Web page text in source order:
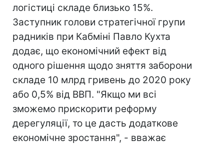
логістиці складе близько 15%.
Заступник голови стратегічної групи
радників при Кабміні Павло Кухта
додає, що економічний ефект від
одного рішення щодо зняття заборони
складе 10 млрд гривень до 2020 року
або 0,5% від ВВП. "Якщо ми всі
зможемо прискорити реформу
дерегуляції, то це дасть додаткове
економічне зростання", - вважає